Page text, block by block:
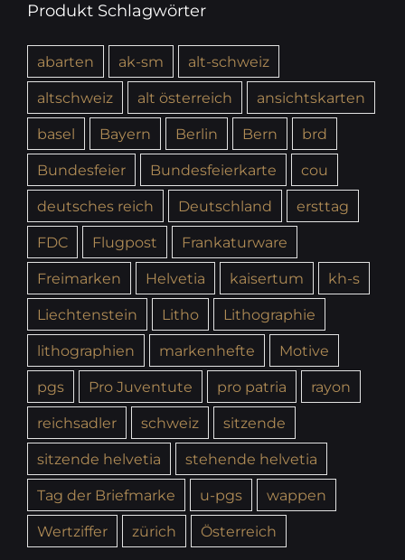
Produkt Schlagwörter
abarten ak-sm
alt-schweiz
altschweiz
alt österreich
ansichtskarten
basel
Bayern Berlin Bern
brd
Bundesfeier
Bundesfeierkarte
cou
deutsches reich
Deutschland
ersttag
FDC
Flugpost
Frankaturware
Freimarken
Helvetia kaisertum
kh-s
Liechtenstein
Litho
Lithographie
lithographien
markenhefte
Motive
pgs
Pro Juventute pro patria
rayon
reichsadler
schweiz
sitzende
sitzende helvetia
stehende helvetia
Tag der Briefmarke
u-pgs
wappen
Wertziffer
zürich Österreich